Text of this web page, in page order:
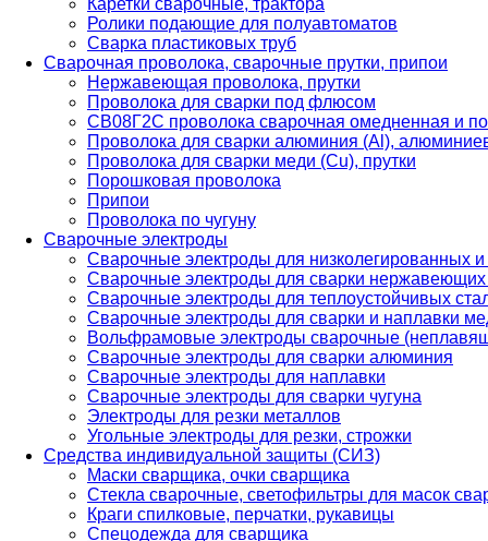
Каретки сварочные, трактора
Ролики подающие для полуавтоматов
Сварка пластиковых труб
Сварочная проволока, сварочные прутки, припои
Нержавеющая проволока, прутки
Проволока для сварки под флюсом
СВ08Г2С проволока сварочная омедненная и
Проволока для сварки алюминия (Al),
Проволока для сварки меди (Cu), прутки
Порошковая проволока
Припои
Проволока по чугуну
Сварочные электроды
Сварочные электроды для низколегированных и
Сварочные электроды для сварки
Сварочные электроды для теплоустойчивых
Сварочные электроды для сварки и наплавки
Вольфрамовые электроды сварочные
Сварочные электроды для сварки алюминия
Сварочные электроды для наплавки
Сварочные электроды для сварки чугуна
Электроды для резки металлов
Угольные электроды для резки, строжки
Средства индивидуальной защиты (СИЗ)
Маски сварщика, очки сварщика
Стекла сварочные, светофильтры для масок
Краги спилковые, перчатки, рукавицы
Спецодежда для сварщика